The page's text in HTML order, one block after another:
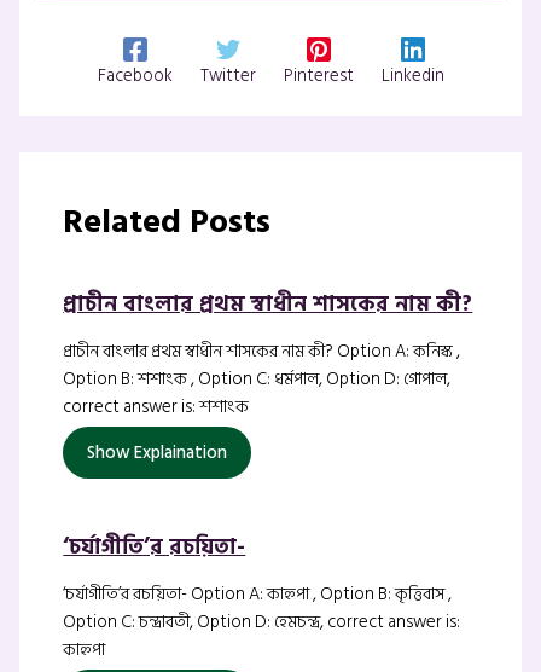
Facebook Twitter Pinterest Linkedin
Related Posts
প্রাচীন বাংলার প্রথম স্বাধীন শাসকের নাম কী?
প্রাচীন বাংলার প্রথম স্বাধীন শাসকের নাম কী? Option A: কনিস্ক ,
Option B: শশাংক , Option C: ধর্মপাল, Option D: গোপাল,
correct answer is: শশাংক
Show Explaination
‘চর্যাগীতি’র রচয়িতা-
‘চর্যাগীতি’র রচয়িতা- Option A: কাহ্নপা , Option B: কৃত্তিবাস ,
Option C: চন্দ্রাবতী, Option D: হেমচন্দ্র, correct answer is:
কাহ্নপা